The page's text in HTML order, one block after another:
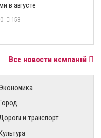
в августе
158
Все новости компаний
Экономика
Дороги и транспорт